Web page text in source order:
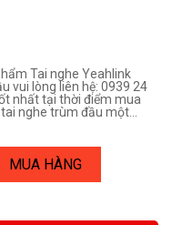
Tai nghe Yeahlink
vui lòng liên hệ: 0939 24
nhất tại thời điểm mua
nghe trùm đầu một...
MUA HÀNG